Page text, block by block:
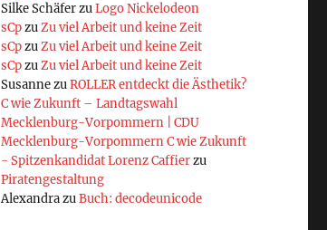
Silke SchäferzuLogo Nickelodeon
sCpzuZu viel Arbeit und keine Zeit
sCpzuZu viel Arbeit und keine Zeit
sCpzuZu viel Arbeit und keine Zeit
SusannezuROLLER entdeckt die Ästhetik?
C wie Zukunft – Landtagswahl
Mecklenburg-Vorpommern | CDU
Mecklenburg-Vorpommern C wie Zukunft
- Spitzenkandidat Lorenz Caffierzu
Piratengestaltung
AlexandrazuBuch: decodeunicode